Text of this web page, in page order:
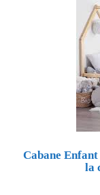
Cabane
la